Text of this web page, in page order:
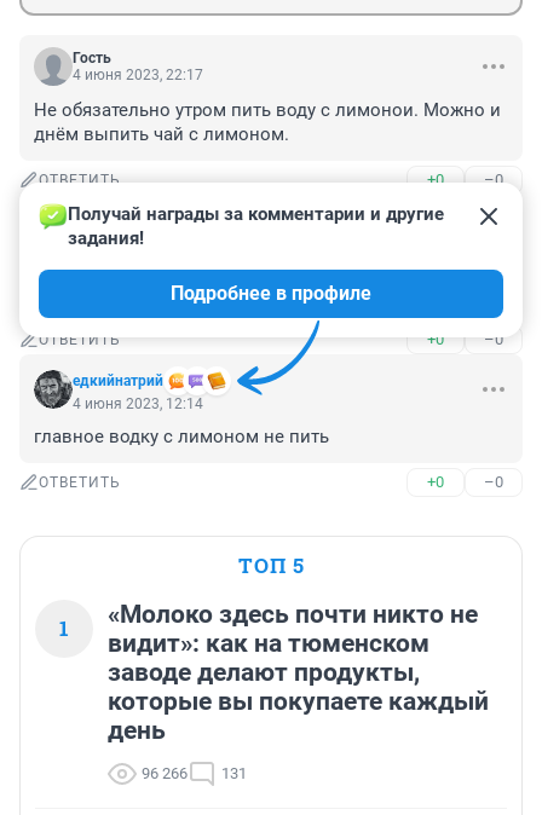
Гость
4 июня 2023, 22:17
Не обязательно утром пить воду с лимонои. Можно и
днём выпить чай с лимоном.
ОТВЕТИТЬ +0 –0
Гость
4 июня 2023, 12:32
Думаю что больше пользы будет не слушать вас
шарлатанов, про всё!
ОТВЕТИТЬ +0 –0
едкийнатрий
Получай награды за комментарии и другие
задания!
Подробнее в профиле
4 июня 2023, 12:14
главное водку с лимоном не пить
ОТВЕТИТЬ +0 –0
ТОП 5
1
«Молоко здесь почти никто не
видит»: как на тюменском
заводе делают продукты,
которые вы покупаете каждый
день
96 266 131